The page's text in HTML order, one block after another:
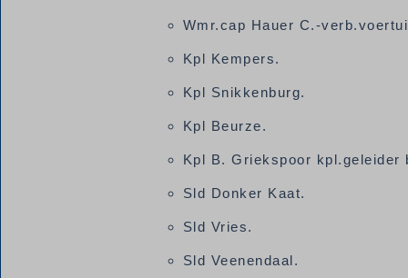
Wmr.cap Hauer C.-
Kpl Kempers.
Kpl Snikkenburg.
Kpl Beurze.
Kpl B. Griekspoor kpl.geleider
Sld Donker Kaat.
Sld Vries.
Sld Veenendaal.